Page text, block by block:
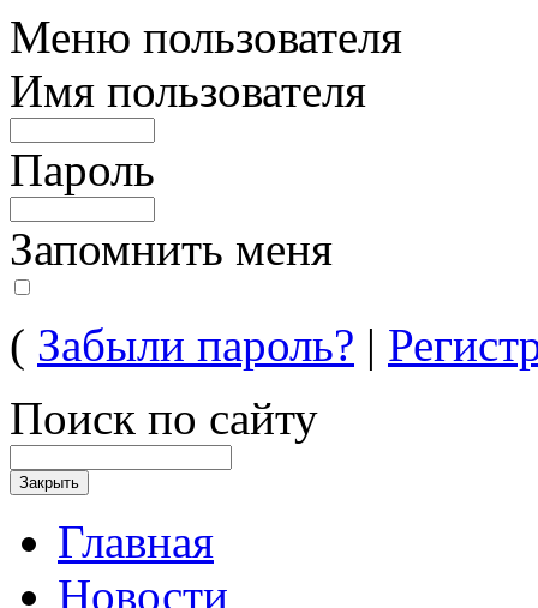
Меню пользователя
Имя пользователя
Пароль
Запомнить меня
( Забыли пароль? |
Поиск по сайту
Главная
Новости